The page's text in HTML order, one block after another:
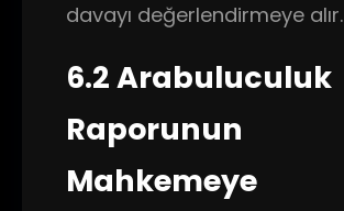
davayı değerlendirmeye alır.
6.2 Arabuluculuk
Raporunun
Mahkemeye